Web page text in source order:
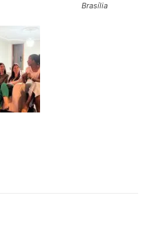
Brasília